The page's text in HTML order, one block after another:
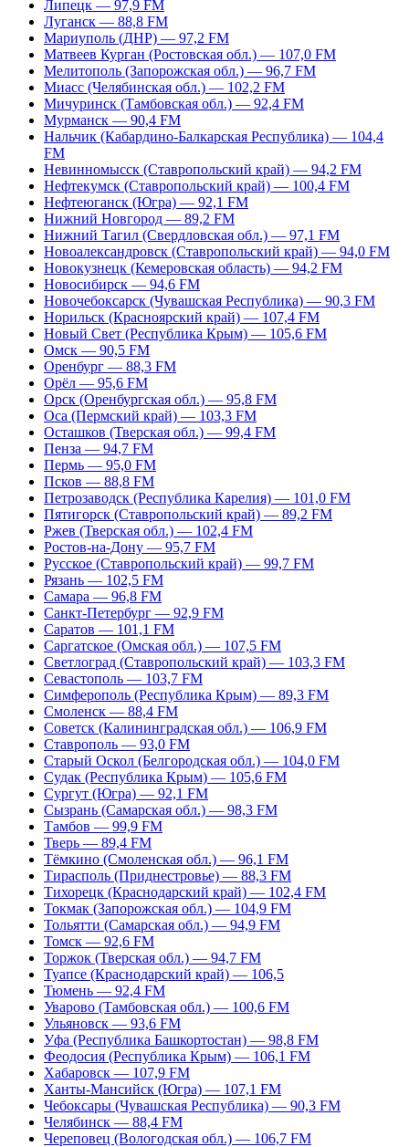
Липецк — 97,9 FM
Луганск — 88,8 FM
Мариуполь (ДНР) — 97,2 FM
Матвеев Курган (Ростовская обл.) — 107,0 FM
Мелитополь (Запорожская обл.) — 96,7 FM
Миасс (Челябинская обл.) — 102,2 FM
Мичуринск (Тамбовская обл.) — 92,4 FM
Мурманск — 90,4 FM
Нальчик (Кабардино-Балкарская Республика) — 104,4
FM
Невинномысск (Ставропольский край) — 94,2 FM
Нефтекумск (Ставропольский край) — 100,4 FM
Нефтеюганск (Югра) — 92,1 FM
Нижний Новгород — 89,2 FM
Нижний Тагил (Свердловская обл.) — 97,1 FM
Новоалександровск (Ставропольский край) — 94,0 FM
Новокузнецк (Кемеровская область) — 94,2 FM
Новосибирск — 94,6 FM
Новочебоксарск (Чувашская Республика) — 90,3 FM
Норильск (Красноярский край) — 107,4 FM
Новый Свет (Республика Крым) — 105,6 FM
Омск — 90,5 FM
Оренбург — 88,3 FM
Орёл — 95,6 FM
Орск (Оренбургская обл.) — 95,8 FM
Оса (Пермский край) — 103,3 FM
Осташков (Тверская обл.) — 99,4 FM
Пенза — 94,7 FM
Пермь — 95,0 FM
Псков — 88,8 FM
Петрозаводск (Республика Карелия) — 101,0 FM
Пятигорск (Ставропольский край) — 89,2 FM
Ржев (Тверская обл.) — 102,4 FM
Ростов-на-Дону — 95,7 FM
Русское (Ставропольский край) — 99,7 FM
Рязань — 102,5 FM
Самара — 96,8 FM
Санкт-Петербург — 92,9 FM
Саратов — 101,1 FM
Саргатское (Омская обл.) — 107,5 FM
Светлоград (Ставропольский край) — 103,3 FM
Севастополь — 103,7 FM
Симферополь (Республика Крым) — 89,3 FM
Смоленск — 88,4 FM
Советск (Калининградская обл.) — 106,9 FM
Ставрополь — 93,0 FM
Старый Оскол (Белгородская обл.) — 104,0 FM
Судак (Республика Крым) — 105,6 FM
Сургут (Югра) — 92,1 FM
Сызрань (Самарская обл.) — 98,3 FM
Тамбов — 99,9 FM
Тверь — 89,4 FM
Тёмкино (Смоленская обл.) — 96,1 FM
Тирасполь (Приднестровье) — 88,3 FM
Тихорецк (Краснодарский край) — 102,4 FM
Токмак (Запорожская обл.) — 104,9 FM
Тольятти (Самарская обл.) — 94,9 FM
Томск — 92,6 FM
Торжок (Тверская обл.) — 94,7 FM
Туапсе (Краснодарский край) — 106,5
Тюмень — 92,4 FM
Уварово (Тамбовская обл.) — 100,6 FM
Ульяновск — 93,6 FM
Уфа (Республика Башкортостан) — 98,8 FM
Феодосия (Республика Крым) — 106,1 FM
Хабаровск — 107,9 FM
Ханты-Мансийск (Югра) — 107,1 FM
Чебоксары (Чувашская Республика) — 90,3 FM
Челябинск — 88,4 FM
Череповец (Вологодская обл.) — 106,7 FM